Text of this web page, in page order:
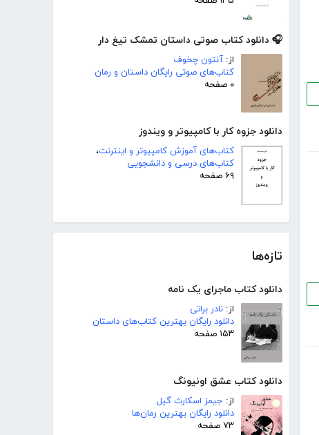
🎧 دانلود کتاب صوتی داستان تمشک تیغ دار
از: آنتون چخوف
کتاب‌های صوتی رایگان داستان و رمان
۰ صفحه
دانلود جزوه کار با کامپیوتر و ویندوز
کتاب‌های آموزش کامپیوتر و اینترنت،
کتاب‌های درسی و دانشجویی
۶۹ صفحه
تازه‌ها
دانلود کتاب ماجرای یک نامه
از: نادر براتی
دانلود رایگان بهترین کتاب‌های داستان
۱۵۳ صفحه
دانلود کتاب عشق اونیونگ
از: جیمز اسکارث گیل
دانلود رایگان بهترین رمان‌ها
۷۳ صفحه